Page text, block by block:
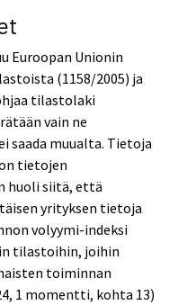
Euroopan Unionin
(1158/2005) ja
tilastolaki
vain ne
muualta. Tietoja
tietojen
huoli siitä, että
yrityksen tietoja
volyymi-indeksi
tilastoihin, joihin
toiminnan
1 momentti, kohta 13)